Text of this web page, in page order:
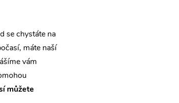
se chystáte na
máte naší
vám
můžete